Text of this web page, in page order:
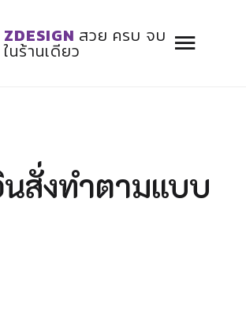
ZDESIGN สวย ครบ จบ
ในร้านเดียว
สั่งทำตามแบบ